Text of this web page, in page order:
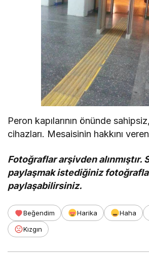
Peron kapılarının önünde
cihazları. Mesaisinin hakkını
Fotoğraflar arşivden alınmıştır.
paylaşmak istediğiniz
paylaşabilirsiniz.
Beğendim Harika Haha
Kızgın